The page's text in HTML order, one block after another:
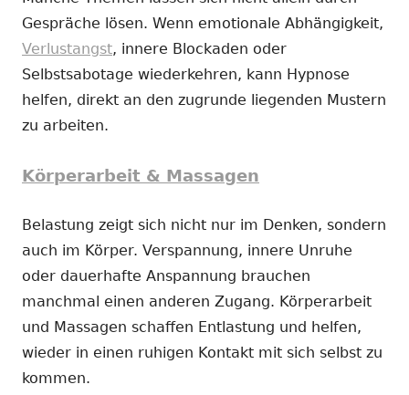
Gespräche lösen. Wenn emotionale Abhängigkeit,
Verlustangst, innere Blockaden oder
Selbstsabotage wiederkehren, kann Hypnose
helfen, direkt an den zugrunde liegenden Mustern
zu arbeiten.
Körperarbeit & Massagen
Belastung zeigt sich nicht nur im Denken, sondern
auch im Körper. Verspannung, innere Unruhe
oder dauerhafte Anspannung brauchen
manchmal einen anderen Zugang. Körperarbeit
und Massagen schaffen Entlastung und helfen,
wieder in einen ruhigen Kontakt mit sich selbst zu
kommen.